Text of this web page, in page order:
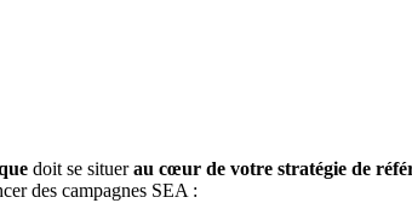
doit se situerau cœur de votre stratégie de
des campagnes SEA :